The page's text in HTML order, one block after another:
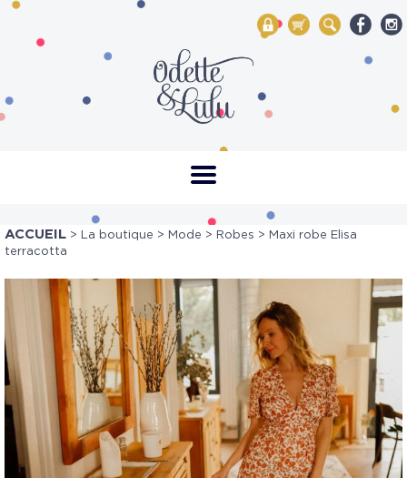
My Account
Mon panier
Rechercher
ACCUEIL > La boutique > Mode > Robes > Maxi robe Elisa
terracotta